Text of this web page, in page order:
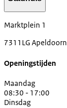
Marktplein 1
7311LG Apeldoorn
Openingstijden
Maandag
08:30 - 17:00
Dinsdag